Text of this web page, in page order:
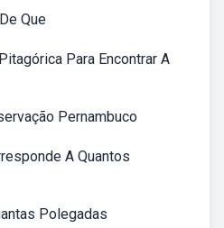
Que
Para Encontrar A
Pernambuco
A Quantos
Polegadas